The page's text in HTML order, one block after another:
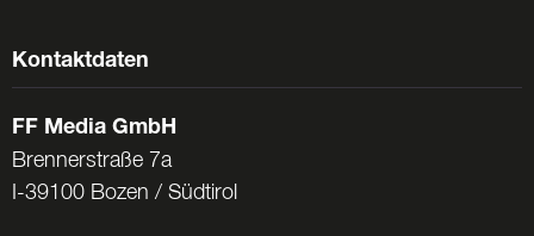
Kontaktdaten
FF Media GmbH
Brennerstraße 7a
I-39100 Bozen / Südtirol